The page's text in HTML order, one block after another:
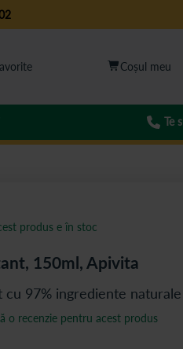
Te
150ml, Apivita
cu 97% ingrediente naturale
o recenzie pentru acest produs
produs e în stoc